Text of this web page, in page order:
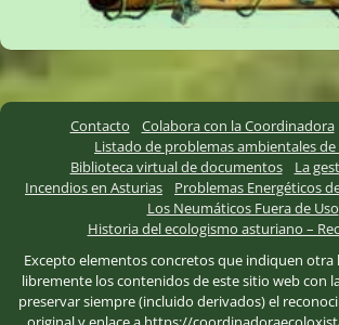
Contacto Colabora con la Coordinadora
Listado de problemas ambientales
Biblioteca virtual de documentos
La
Incendios en Asturias
Problemas Energéticos
Los Neumáticos Fuera de Uso
Historia del ecologismo asturiano –
Excepto elementos concretos que indiquen otra
libremente los contenidos de este sitio web con
preservar siempre (incluido derivados) el